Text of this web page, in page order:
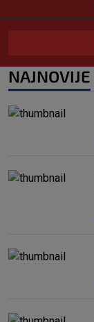
NAJNOVIJE